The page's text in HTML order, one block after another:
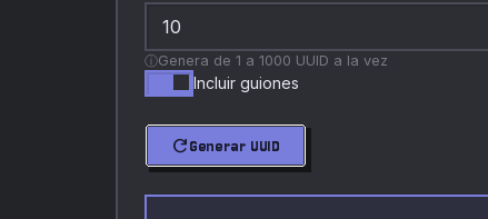
Genera de 1 a 1000 UUID a la vez
Incluir guiones
refreshGenerar UUID